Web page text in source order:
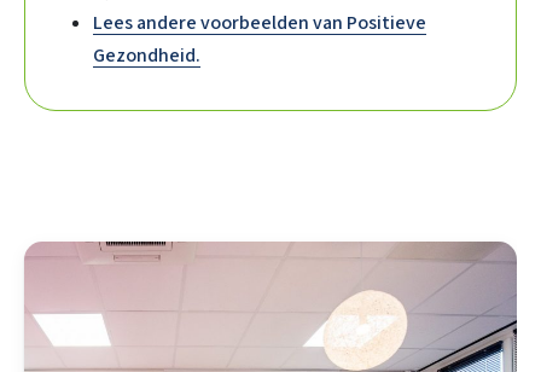
Lees andere voorbeelden van Positieve
Gezondheid.